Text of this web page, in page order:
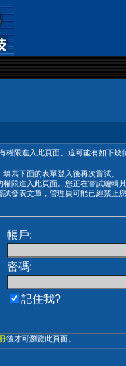
權限進入此頁面。這可能有如下幾
填寫下面的表單登入後再次嘗試。
權限進入此頁面。您正在嘗試編輯
試發表文章，管理員可能已經禁止
帳戶:
密碼:
記住我?
後才可瀏覽此頁面。